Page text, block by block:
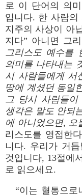
로 이 단어의 의미
입니다. 한 사람의
지주의 사상이 아
지다” 아니면 그
그리스도 예수를
의미를 나타내는
시 사람들에게 서
땅에 계셨던 동일
그 당시 사람들이
생각은 말도 안되
에 아니었으면, 오
리스도를 영접한
니다. 우리가 거
것입니다, 13절에
로 읽으세요.
“이는 혈통으로